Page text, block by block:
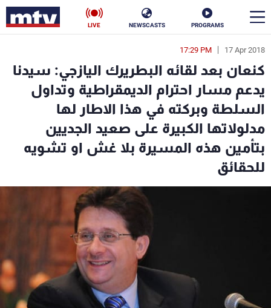
PROGRAMS
NEWSCASTS
LIVE
17 Apr 2018
17:29 PM
كنعان بعد لقائه البطريرك اليازجي: سيدنا
يدعم مسار احترام الديمقراطية وتداول
السلطة وبركته في هذا الاطار لها
مدلولاتها الكبيرة على صعيد الجديين
بتأمين هذه المسيرة بلا غش او تشويه
للحقائق
en
الأخبار
سياسة ناس
إقتصاد
منوعات
الترددات